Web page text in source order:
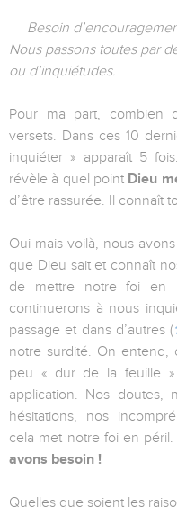
Besoin
Nous passons toutes par
ou d’inquiétudes.
Pour ma part, combien
versets. Dans ces 10
inquiéter » apparaît 5
révèle à quel point Dieu
d’être rassurée. Il connaît
Oui mais voilà, nous
que Dieu sait et connaît
de mettre notre foi en
continuerons à nous
passage et dans d’autres (
notre surdité. On entend,
peu « dur de la feuille
application. Nos doutes,
hésitations, nos
cela met notre foi en péril.
avons besoin !
Quelles que soient les